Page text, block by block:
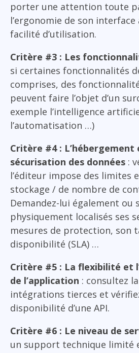
porter une attention toute
l’ergonomie de son interface
facilité d’utilisation.
Critère #3 : Les
si certaines fonctionnalités
comprises, des
peuvent faire l’objet d’un
exemple l’intelligence
l’automatisation …)
Critère #4 : L’hébergement
sécurisation des données :
l’éditeur impose des limites
stockage / de nombre de
Demandez-lui également ou
physiquement localisés ses
mesures de protection, son
disponibilité (SLA) …
Critère #5 : La flexibilité et
de l’application : consultez
intégrations tierces et
disponibilité d’une API.
Critère #6 : Le niveau de
un support technique limité